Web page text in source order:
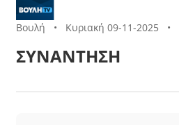
Βουλή • Κυριακή 09-11-2025 •
ΣΥΝΑΝΤΗΣΗ